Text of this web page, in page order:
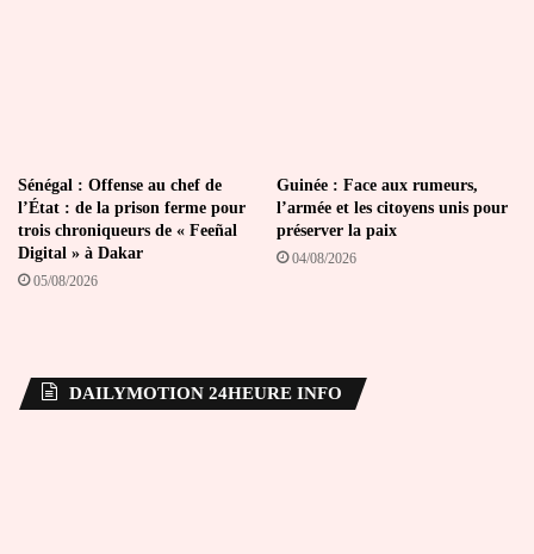
Sénégal : Offense au chef de
l’État : de la prison ferme pour
trois chroniqueurs de « Feeñal
Digital » à Dakar
05/08/2026
Guinée : Face aux rumeurs,
l’armée et les citoyens unis pour
préserver la paix
04/08/2026
DAILYMOTION 24HEURE INFO